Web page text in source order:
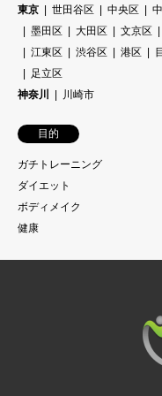
東京 世田谷区 中央区
墨田区
大田区 文京区
江東区
渋谷区 港区
足立区
神奈川
川崎市
目的
ガチトレーニング
ダイエット
ボディメイク
健康